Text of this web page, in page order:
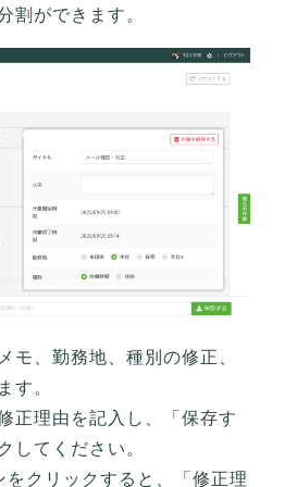
割ができます。
モ、勤務地、種別の修正、
す。
正理由を記入し、「保存す
してください。
クリックすると、「修正理